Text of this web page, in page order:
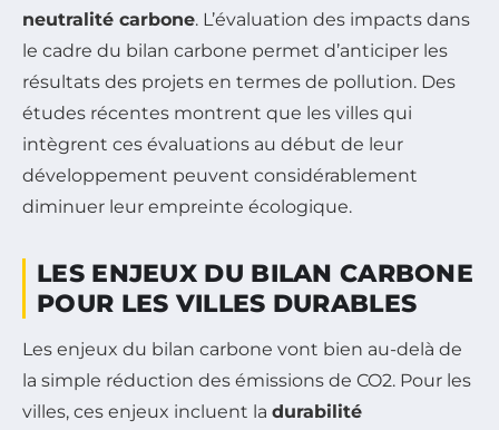
neutralité carbone. L’évaluation des impacts dans
le cadre du bilan carbone permet d’anticiper les
résultats des projets en termes de pollution. Des
études récentes montrent que les villes qui
intègrent ces évaluations au début de leur
développement peuvent considérablement
diminuer leur empreinte écologique.
LES ENJEUX DU BILAN CARBONE
POUR LES VILLES DURABLES
Les enjeux du bilan carbone vont bien au-delà de
la simple réduction des émissions de CO2. Pour les
villes, ces enjeux incluent la durabilité